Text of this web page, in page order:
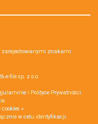
zarejestrowanymi znakami
e-file sp. z o.o.
i Polityce Prywatności.
.
»
w celu identyfikacji.